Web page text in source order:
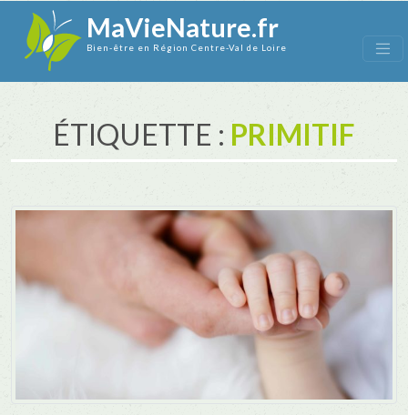
MaVieNature.fr
Bien-être en Région Centre-Val de Loire
ÉTIQUETTE : PRIMITIF